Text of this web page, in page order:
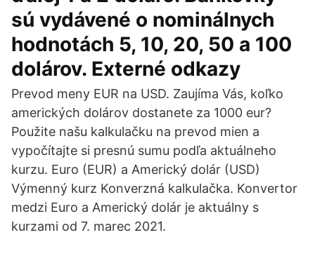
sú vydávené o nominálnych
hodnotách 5, 10, 20, 50 a 100
dolárov. Externé odkazy
Prevod meny EUR na USD. Zaujíma Vás, koľko
amerických dolárov dostanete za 1000 eur?
Použite našu kalkulačku na prevod mien a
vypočítajte si presnú sumu podľa aktuálneho
kurzu. Euro (EUR) a Americký dolár (USD)
Výmenný kurz Konverzná kalkulačka. Konvertor
medzi Euro a Americký dolár je aktuálny s
kurzami od 7. marec 2021.